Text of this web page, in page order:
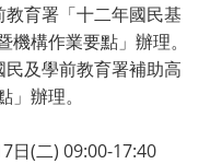
育署「十二年國民基
構作業要點」辦理。
及學前教育署補助高
辦理。
日(二) 09:00-17:40